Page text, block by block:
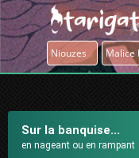
Niouzes Malice
Sur la banquise...
en nageant ou en rampant